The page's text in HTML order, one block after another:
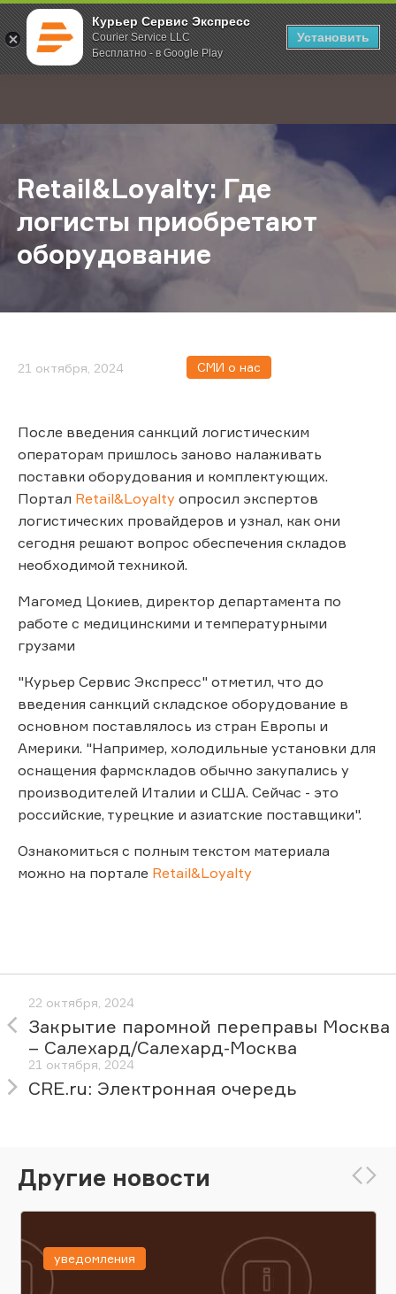
Курьер Сервис Экспресс
Courier Service LLC
Бесплатно - в Google Play
Установить
; Главная О компании Новости Retail&Loyalty: Где логисты
Retail&Loyalty: Где
логисты приобретают
оборудование
21 октября, 2024 СМИ о нас
После введения санкций логистическим
операторам пришлось заново налаживать
поставки оборудования и комплектующих.
Портал Retail&Loyalty опросил экспертов
логистических провайдеров и узнал, как они
сегодня решают вопрос обеспечения складов
необходимой техникой.
Магомед Цокиев, директор департамента по
работе с медицинскими и температурными
грузами
"Курьер Сервис Экспресс" отметил, что до
введения санкций складское оборудование в
основном поставлялось из стран Европы и
Америки. "Например, холодильные установки для
оснащения фармскладов обычно закупались у
производителей Италии и США. Сейчас - это
российские, турецкие и азиатские поставщики".
Ознакомиться с полным текстом материала
можно на портале Retail&Loyalty
22 октября, 2024
Закрытие паромной переправы Москва
– Салехард/Салехард-Москва
21 октября, 2024
CRE.ru: Электронная очередь
Другие новости
уведомления